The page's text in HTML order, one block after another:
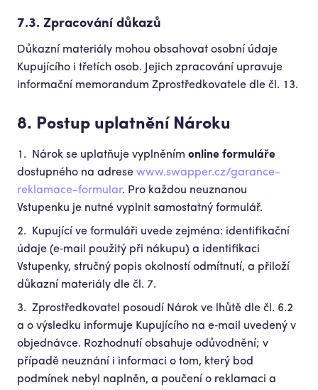
7.3. Zpracování důkazů
Důkazní materiály mohou obsahovat osobní údaje
Kupujícího i třetích osob. Jejich zpracování upravuje
informační memorandum Zprostředkovatele dle čl. 13.
8. Postup uplatnění Nároku
Nárok se uplatňuje vyplněním online formuláře
dostupného na adrese www.swapper.cz/garance-
reklamace-formular. Pro každou neuznanou
Vstupenku je nutné vyplnit samostatný formulář.
Kupující ve formuláři uvede zejména: identifikační
údaje (e‑mail použitý při nákupu) a identifikaci
Vstupenky, stručný popis okolností odmítnutí, a přiloží
důkazní materiály dle čl. 7.
Zprostředkovatel posoudí Nárok ve lhůtě dle čl. 6.2
a o výsledku informuje Kupujícího na e‑mail uvedený v
objednávce. Rozhodnutí obsahuje odůvodnění; v
případě neuznání i informaci o tom, který bod
podmínek nebyl naplněn, a poučení o reklamaci a